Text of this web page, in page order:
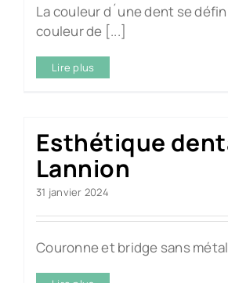
La couleur d´une dent se
couleur de [...]
Lire plus
Esthétique
Lannion
31 janvier 2024
Couronne et bridge sans